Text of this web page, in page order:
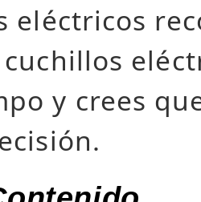
eléctricos
y crees